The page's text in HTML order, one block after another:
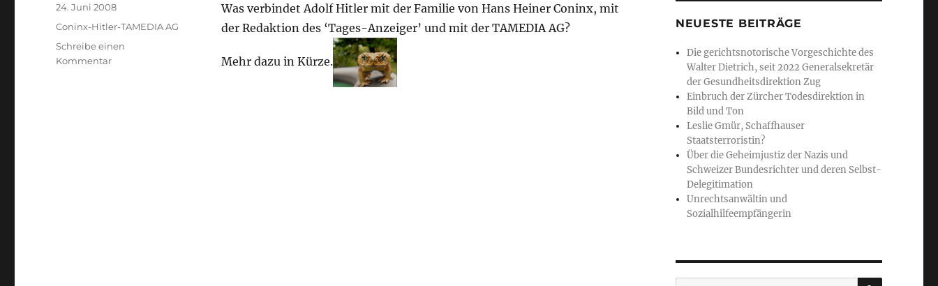
Was verbindet Adolf Hitler mit der Familie von Hans Heiner Coninx, mit
der Redaktion des ‘Tages-Anzeiger’ und mit der TAMEDIA AG?
Mehr dazu in Kürze.
Veröffentlicht
am
24. Juni 2008
Kategorien
Coninx-Hitler-TAMEDIA AG
Schreibe einen
Kommentarzu
NEUESTE BEITRÄGE
Die gerichtsnotorische Vorgeschichte des
Walter Dietrich, seit 2022 Generalsekretär
der Gesundheitsdirektion Zug
Einbruch der Zürcher Todesdirektion in
Bild und Ton
Leslie Gmür, Schaffhauser
Staatsterroristin?
Über die Geheimjustiz der Nazis und
Schweizer Bundesrichter und deren Selbst-
Delegitimation
Unrechtsanwältin und
Sozialhilfeempfängerin
SUCHE